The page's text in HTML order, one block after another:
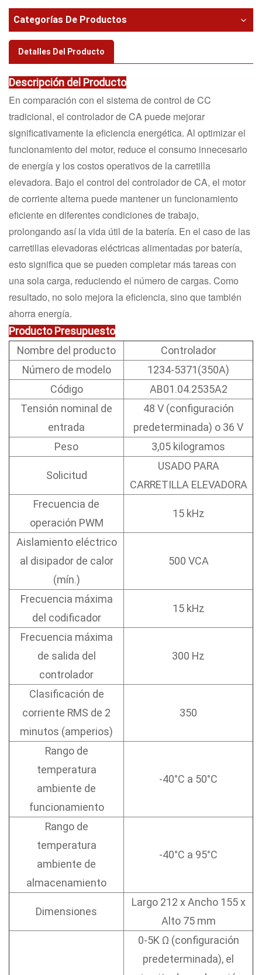
Categorías De Productos
Detalles Del Producto
Descripción del Producto
En comparación con el sistema de control de CC
tradicional, el controlador de CA puede mejorar
significativamente la eficiencia energética. Al optimizar el
funcionamiento del motor, reduce el consumo innecesario
de energía y los costos operativos de la carretilla
elevadora. Bajo el control del controlador de CA, el motor
de corriente alterna puede mantener un funcionamiento
eficiente en diferentes condiciones de trabajo,
prolongando así la vida útil de la batería. En el caso de las
carretillas elevadoras eléctricas alimentadas por batería,
esto significa que se pueden completar más tareas con
una sola carga, reduciendo el número de cargas. Como
resultado, no solo mejora la eficiencia, sino que también
ahorra energía.
ProductoPresupuesto
Nombre del producto
Controlador
Número de modelo
1234-5371(350A)
Código
AB01.04.2535A2
Tensión nominal de
entrada
48 V (configuración
predeterminada) o 36 V
Peso
3,05 kilogramos
Solicitud
USADO PARA
CARRETILLA ELEVADORA
Frecuencia de
operación PWM
15 kHz
Aislamiento eléctrico
al disipador de calor
(mín.)
500 VCA
Frecuencia máxima
del codificador
15 kHz
Frecuencia máxima
de salida del
controlador
300 Hz
Clasificación de
corriente RMS de 2
minutos (amperios)
350
Rango de
temperatura
ambiente de
funcionamiento
-40°C a 50°C
Rango de
temperatura
ambiente de
almacenamiento
-40°C a 95°C
Dimensiones
Largo 212 x Ancho 155 x
Alto 75 mm
0-5K Ω (configuración
predeterminada), el